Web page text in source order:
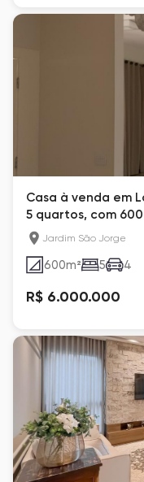
Casa à venda em
5 quartos, com
Jardim São Jorge
600m² 5 4
R$ 6.000.000